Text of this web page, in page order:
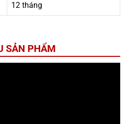
12 tháng
SẢN PHẨM